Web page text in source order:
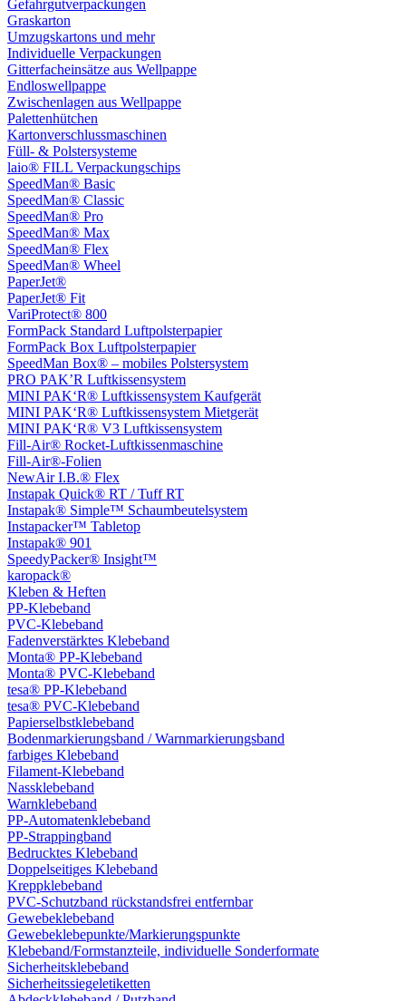
Gefahrgutverpackungen
Graskarton
Umzugskartons und mehr
Individuelle Verpackungen
Gitterfacheinsätze aus Wellpappe
Endloswellpappe
Zwischenlagen aus Wellpappe
Palettenhütchen
Kartonverschlussmaschinen
Füll- & Polstersysteme
laio® FILL Verpackungschips
SpeedMan® Basic
SpeedMan® Classic
SpeedMan® Pro
SpeedMan® Max
SpeedMan® Flex
SpeedMan® Wheel
PaperJet®
PaperJet® Fit
VariProtect® 800
FormPack Standard Luftpolsterpapier
FormPack Box Luftpolsterpapier
SpeedMan Box® – mobiles Polstersystem
PRO PAK’R Luftkissensystem
MINI PAK‘R® Luftkissensystem Kaufgerät
MINI PAK‘R® Luftkissensystem Mietgerät
MINI PAK‘R® V3 Luftkissensystem
Fill-Air® Rocket-Luftkissenmaschine
Fill-Air®-Folien
NewAir I.B.® Flex
Instapak Quick® RT / Tuff RT
Instapak® Simple™ Schaumbeutelsystem
Instapacker™ Tabletop
Instapak® 901
SpeedyPacker® Insight™
karopack®
Kleben & Heften
PP-Klebeband
PVC-Klebeband
Fadenverstärktes Klebeband
Monta® PP-Klebeband
Monta® PVC-Klebeband
tesa® PP-Klebeband
tesa® PVC-Klebeband
Papierselbstklebeband
Bodenmarkierungsband / Warnmarkierungsband
farbiges Klebeband
Filament-Klebeband
Nassklebeband
Warnklebeband
PP-Automatenklebeband
PP-Strappingband
Bedrucktes Klebeband
Doppelseitiges Klebeband
Kreppklebeband
PVC-Schutzband rückstandsfrei entfernbar
Gewebeklebeband
Gewebeklebepunkte/Markierungspunkte
Klebeband/Formstanzteile, individuelle Sonderformate
Sicherheitsklebeband
Sicherheitssiegeletiketten